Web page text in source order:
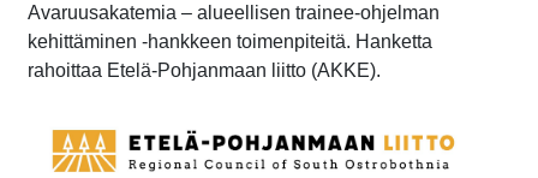
Avaruusakatemia – alueellisen trainee-ohjelman
kehittäminen -hankkeen toimenpiteitä. Hanketta
rahoittaa Etelä-Pohjanmaan liitto (AKKE).